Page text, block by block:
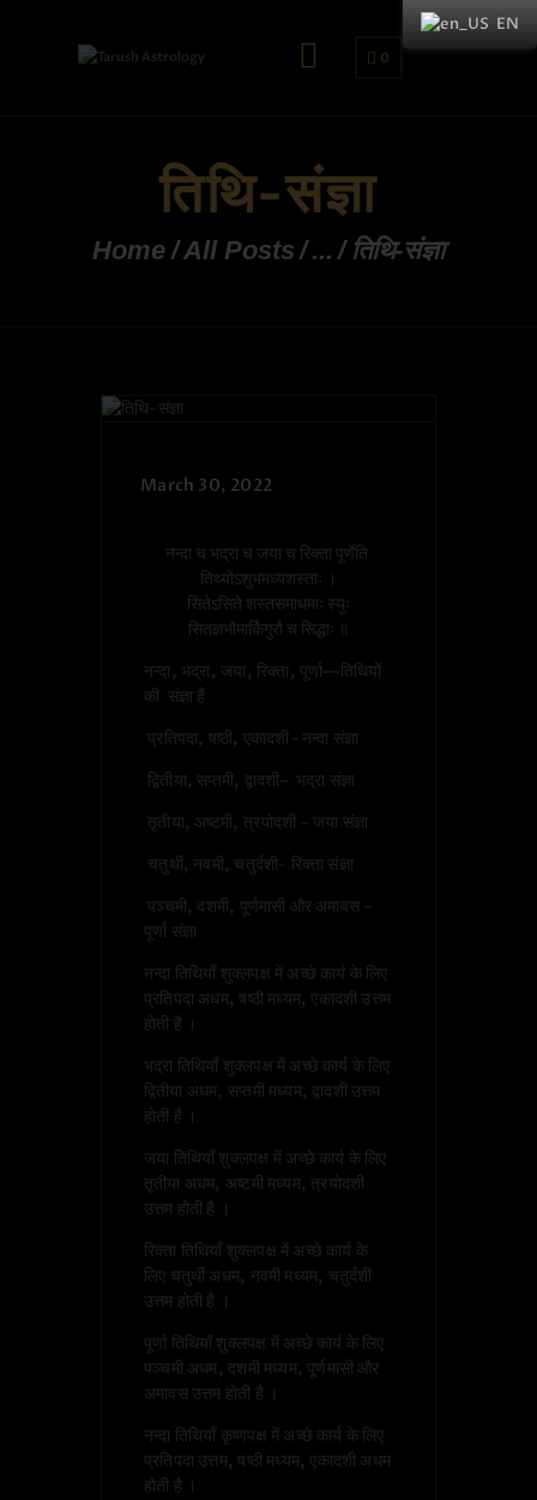
0
तिथि-संज्ञा
Home All Posts ... तिथि-संज्ञा
March 30, 2022
नन्दा च भद्रा च जया च रिक्ता पूर्णेति
तिथ्योऽशुभमध्यशस्ताः ।
नन्दा, भद्रा, जया, रिक्ता, पूर्णा—तिथियों
की संज्ञा हैं
प्रतिपदा, षष्ठी, एकादशी- नन्दा संज्ञा
द्वितीया, सप्तमी, द्वादशी– भद्रा संज्ञा
तृतीया, अष्टमी, त्रयोदशी – जया संज्ञा
चतुर्थी, नवमी, चतुर्दशी- रिक्ता संज्ञा
पञ्चमी, दशमी, पूर्णमासी और अमावस –
पूर्णा संज्ञा
नन्दा तिथियाँ शुक्लपक्ष में अच्छे कार्य के लिए
प्रतिपदा अधम, षष्ठी मध्यम, एकादशी उत्तम
होती है ।
भद्रा तिथियाँ शुक्लपक्ष में अच्छे कार्य के लिए
द्वितीया अधम, सप्तमी मध्यम, द्वादशी उत्तम
होती है ।
जया तिथियाँ शुक्लपक्ष में अच्छे कार्य के लिए
तृतीया अधम, अष्टमी मध्यम, त्रयोदशी
उत्तम होती है ।
रिक्ता तिथियाँ शुक्लपक्ष में अच्छे कार्य के
लिए चतुर्थी अधम, नवमी मध्यम, चतुर्दशी
उत्तम होती है ।
पूर्णा तिथियाँ शुक्लपक्ष में अच्छे कार्य के लिए
पञ्चमी अधम, दशमी मध्यम, पूर्णमासी और
अमावस उत्तम होती है ।
नन्दा तिथियाँ कृष्णपक्ष में अच्छे कार्य के लिए
प्रतिपदा उत्तम, षष्ठी मध्यम, एकादशी अधम
होती है ।
EN